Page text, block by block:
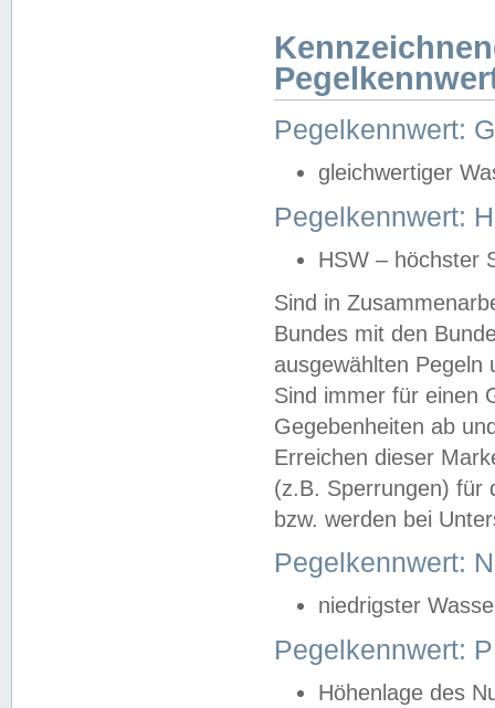
Pegelkennwert:
gleichwertiger
Pegelkennwert:
HSW – höchster
Sind in
Bundes mit den
ausgewählten
Sind immer für einen
Gegebenheiten ab
Erreichen dieser
(z.B. Sperrungen) für
bzw. werden bei
Pegelkennwert:
niedrigster
Pegelkennwert:
Höhenlage des